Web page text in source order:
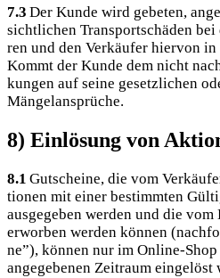
7.3 Der Kun­de wird gebe­ten,
sicht­li­chen Trans­port­schä­den
ren und den Ver­käu­fer hier­von in
Kommt der Kun­de dem nicht
kun­gen auf sei­ne gesetz­li­chen
Mängelansprüche.
8) Einlösung von
8.1 Gut­schei­ne, die vom
tio­nen mit einer bestimm­ten
aus­ge­ge­ben wer­den und die
erwor­ben wer­den kön­nen
ne”), kön­nen nur im Online-
ange­ge­be­nen Zeit­raum ein­ge­löst